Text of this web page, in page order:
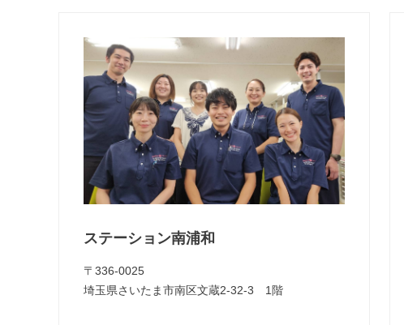
ステーション南浦和
〒336-0025
埼玉県さいたま市南区文蔵2-32-3 1階